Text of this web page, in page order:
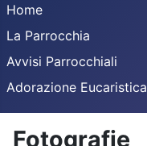
Home
La Parrocchia
Avvisi Parrocchiali
Adorazione
Fotografie